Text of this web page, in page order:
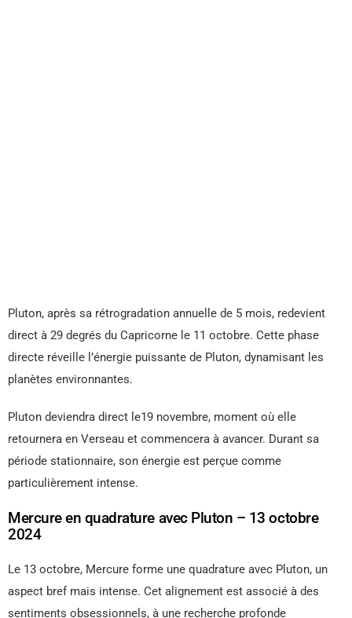
Pluton, après sa rétrogradation annuelle de 5 mois, redevient
direct à 29 degrés du Capricorne le 11 octobre. Cette phase
directe réveille l’énergie puissante de Pluton, dynamisant les
planètes environnantes.
Pluton deviendra direct le19 novembre, moment où elle
retournera en Verseau et commencera à avancer. Durant sa
période stationnaire, son énergie est perçue comme
particulièrement intense.
Mercure en quadrature avec Pluton – 13 octobre
2024
Le 13 octobre, Mercure forme une quadrature avec Pluton, un
aspect bref mais intense. Cet alignement est associé à des
sentiments obsessionnels, à une recherche profonde